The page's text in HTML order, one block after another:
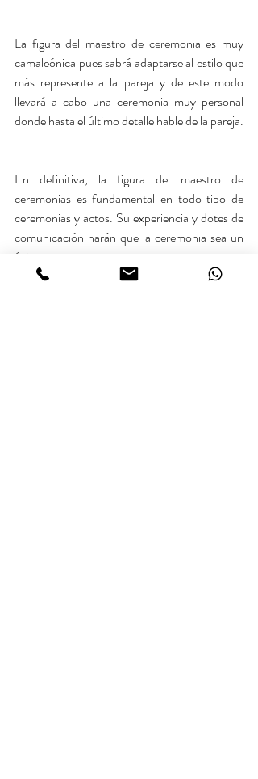
La figura del maestro de ceremonia es muy
camaleónica pues sabrá adaptarse al estilo que
más represente a la pareja y de este modo
llevará a cabo una ceremonia muy personal
En definitiva, la figura del maestro de
ceremonias es fundamental en todo tipo de
ceremonias y actos. Su experiencia y dotes de
comunicación harán que la ceremonia sea un
éxito.